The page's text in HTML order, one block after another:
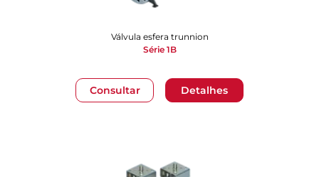
Consultar Detalhes
Válvula esfera trunnion
Série 1B